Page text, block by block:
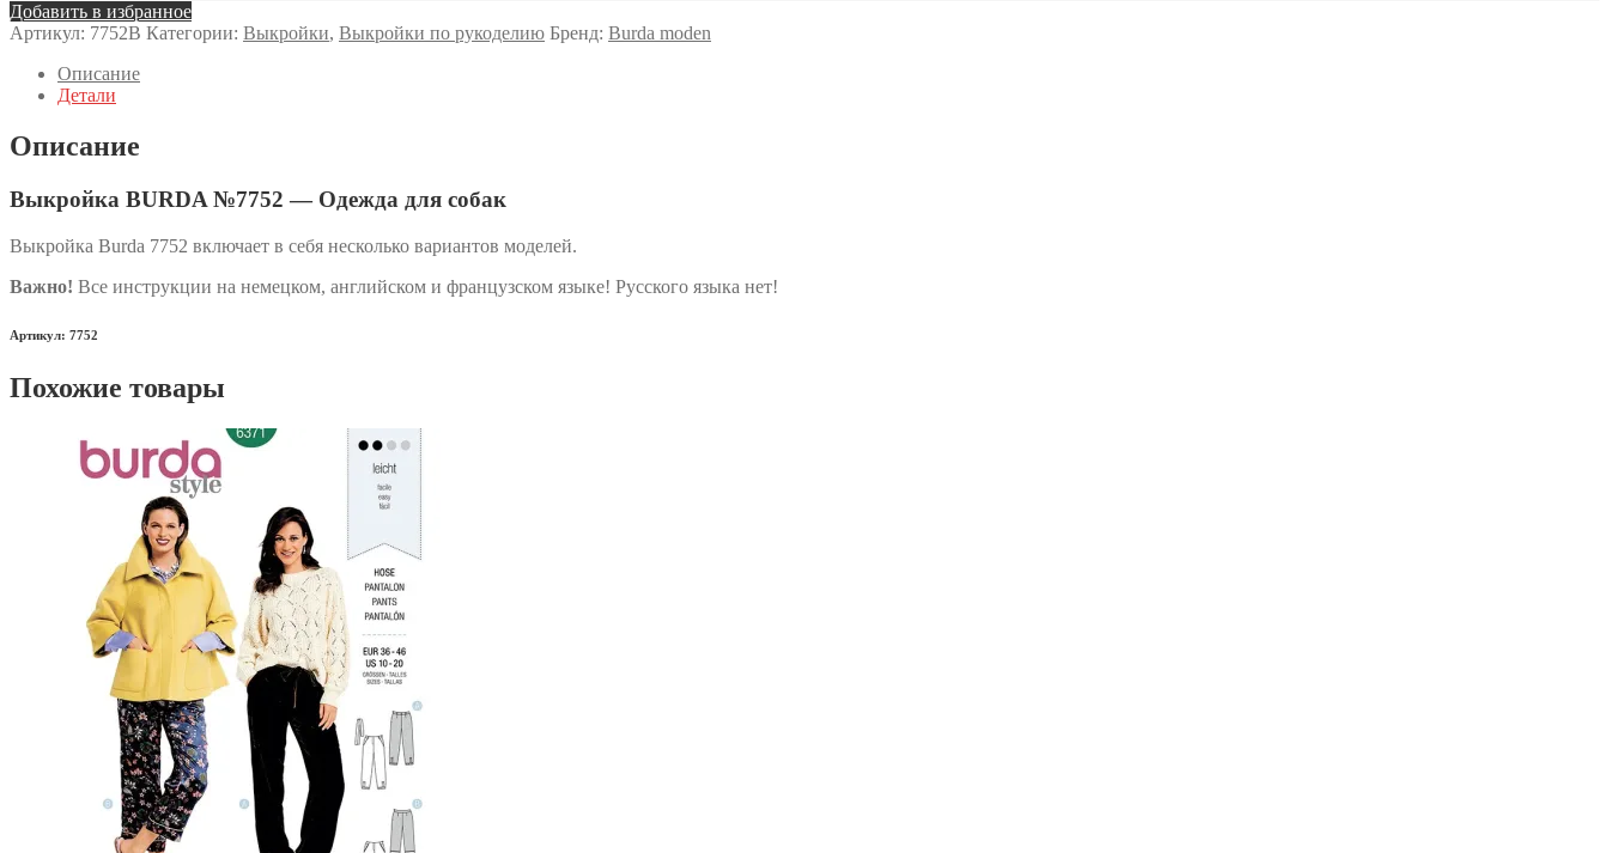
Добавить в избранное
Артикул: 7752B Категории: Выкройки, Выкройки по рукоделию Бренд: Burda moden
Описание
Детали
Описание
Выкройка BURDA №7752 — Одежда для собак
Выкройка Burda 7752 включает в себя несколько вариантов моделей.
Важно! Все инструкции на немецком, английском и французском языке! Русского языка нет!
Артикул: 7752
Похожие товары